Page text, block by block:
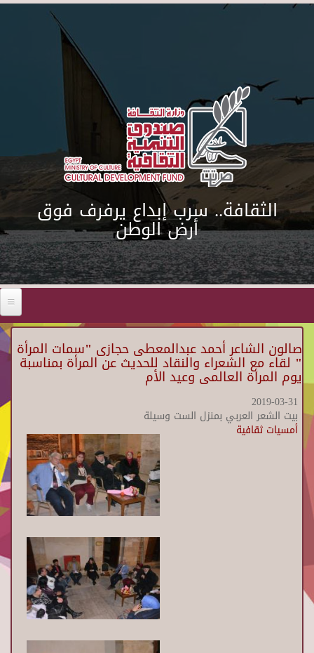
Skip to main content
الثقافة.. سرب إبداع يرفرف فوق
أرض الوطن
صالون الشاعر أحمد عبدالمعطى حجازى "سمات المرأة
" لقاء مع الشعراء والنقاد للحديث عن المرأة بمناسبة
يوم المرأة العالمى وعيد الأم
2019-03-31
بيت الشعر العربي بمنزل الست وسيلة
أمسيات ثقافية